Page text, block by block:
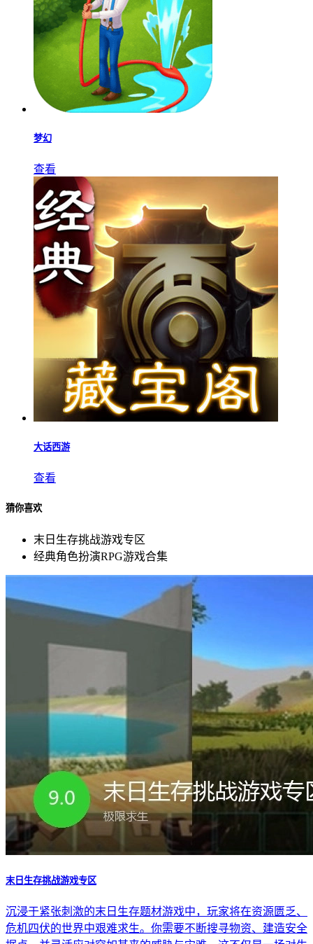
梦幻
查看
大话西游
查看
猜你喜欢
末日生存挑战游戏专区
经典角色扮演RPG游戏合集
末日生存挑战游戏专区
沉浸于紧张刺激的末日生存题材游戏中，玩家将在资源匮乏、
危机四伏的世界中艰难求生。你需要不断搜寻物资、建造安全